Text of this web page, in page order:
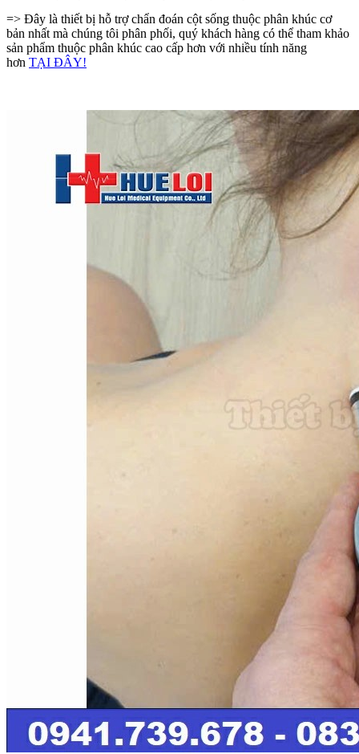
=> Đây là thiết bị hỗ trợ chẩn đoán cột sống thuộc phân khúc cơ
bản nhất mà chúng tôi phân phối, quý khách hàng có thể tham khảo
sản phẩm thuộc phân khúc cao cấp hơn với nhiều tính năng
hơn TẠI ĐÂY!